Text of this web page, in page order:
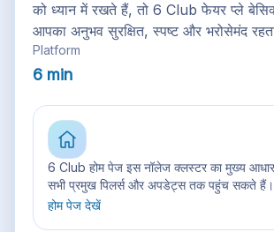
को ध्यान में रखते हैं, तो 6 Club फेयर प्ले
आपका अनुभव सुरक्षित, स्पष्ट और भरोसेमंद
Platform
6 min
6 Club होम पेज इस नॉलेज क्लस्टर का मुख्य
सभी प्रमुख पिलर्स और अपडेट्स तक पहुंच सकते हैं।
होम पेज देखें